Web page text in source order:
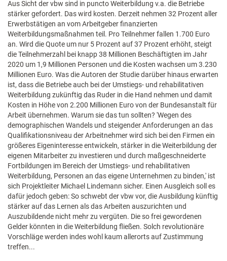
Aus Sicht der vbw sind in puncto Weiterbildung v.a. die Betriebe
stärker gefordert. Das wird kosten. Derzeit nehmen 32 Prozent aller
Erwerbstätigen an vom Arbeitgeber finanzierten
Weiterbildungsmaßnahmen teil. Pro Teilnehmer fallen 1.700 Euro
an. Wird die Quote um nur 5 Prozent auf 37 Prozent erhöht, steigt
die Teilnehmerzahl bei knapp 38 Millionen Beschäftigten im Jahr
2020 um 1,9 Millionen Personen und die Kosten wachsen um 3.230
Millionen Euro. Was die Autoren der Studie darüber hinaus erwarten
ist, dass die Betriebe auch bei der Umstiegs- und rehabilitativen
Weiterbildung zukünftig das Ruder in die Hand nehmen und damit
Kosten in Höhe von 2.200 Millionen Euro von der Bundesanstalt für
Arbeit übernehmen. Warum sie das tun sollten? 'Wegen des
demographischen Wandels und steigender Anforderungen an das
Qualifikationsniveau der Arbeitnehmer wird sich bei den Firmen ein
größeres Eigeninteresse entwickeln, stärker in die Weiterbildung der
eigenen Mitarbeiter zu investieren und durch maßgeschneiderte
Fortbildungen im Bereich der Umstiegs- und rehabilitativen
Weiterbildung, Personen an das eigene Unternehmen zu binden,' ist
sich Projektleiter Michael Lindemann sicher. Einen Ausgleich soll es
dafür jedoch geben: So schwebt der vbw vor, die Ausbildung künftig
stärker auf das Lernen als das Arbeiten auszurichten und
Auszubildende nicht mehr zu vergüten. Die so frei gewordenen
Gelder könnten in die Weiterbildung fließen. Solch revolutionäre
Vorschläge werden indes wohl kaum allerorts auf Zustimmung
treffen...